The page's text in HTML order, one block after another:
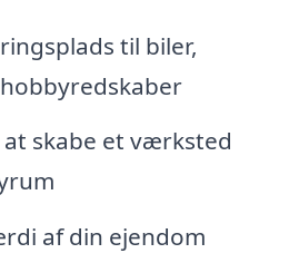
til biler,
skabe et værksted
af din ejendom